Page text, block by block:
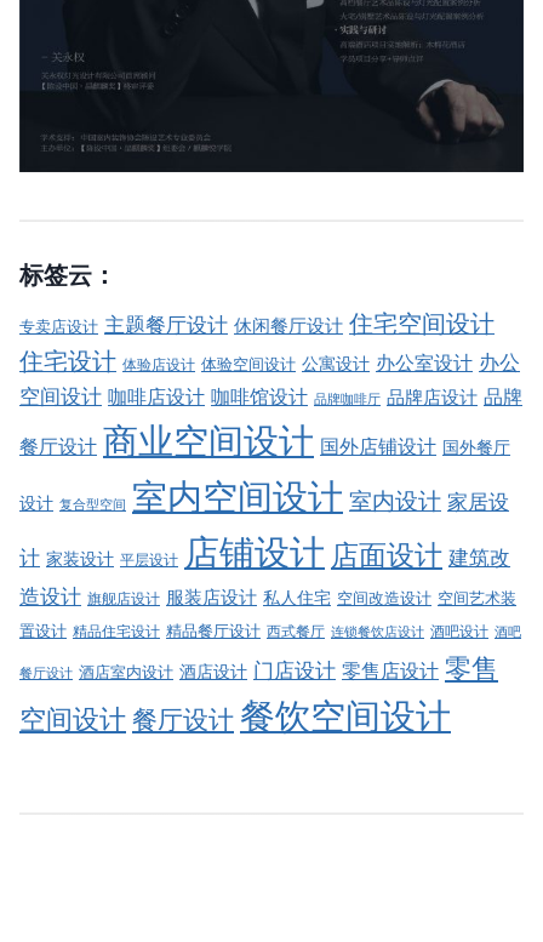
标签云：
专卖店设计 主题餐厅设计 休闲餐厅设计 住宅空间设计
住宅设计 体验店设计 体验空间设计 公寓设计 办公室设计 办公
空间设计 咖啡店设计 咖啡馆设计 品牌咖啡厅 品牌店设计 品牌
餐厅设计 商业空间设计 国外店铺设计 国外餐厅
设计 复合型空间 室内空间设计 室内设计 家居设
计 家装设计 平层设计 店铺设计 店面设计 建筑改
造设计 旗舰店设计 服装店设计 私人住宅 空间改造设计 空间艺术装
置设计 精品住宅设计 精品餐厅设计 西式餐厅 连锁餐饮店设计 酒吧设计 酒吧
餐厅设计 酒店室内设计 酒店设计 门店设计 零售店设计 零售
空间设计餐厅设计 餐饮空间设计